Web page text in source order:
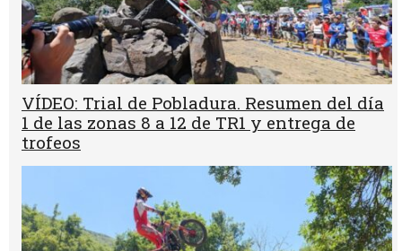
VÍDEO: Trial de Pobladura. Resumen del día
1 de las zonas 8 a 12 de TR1 y entrega de
trofeos